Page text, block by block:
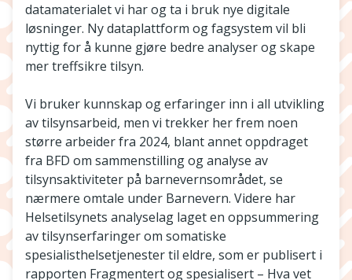
datamaterialet vi har og ta i bruk nye digitale
løsninger. Ny dataplattform og fagsystem vil bli
nyttig for å kunne gjøre bedre analyser og skape
mer treffsikre tilsyn.
Vi bruker kunnskap og erfaringer inn i all utvikling
av tilsynsarbeid, men vi trekker her frem noen
større arbeider fra 2024, blant annet oppdraget
fra BFD om sammenstilling og analyse av
tilsynsaktiviteter på barnevernsområdet, se
nærmere omtale under Barnevern. Videre har
Helsetilsynets analyselag laget en oppsummering
av tilsynserfaringer om somatiske
spesialisthelsetjenester til eldre, som er publisert i
rapporten Fragmentert og spesialisert – Hva vet